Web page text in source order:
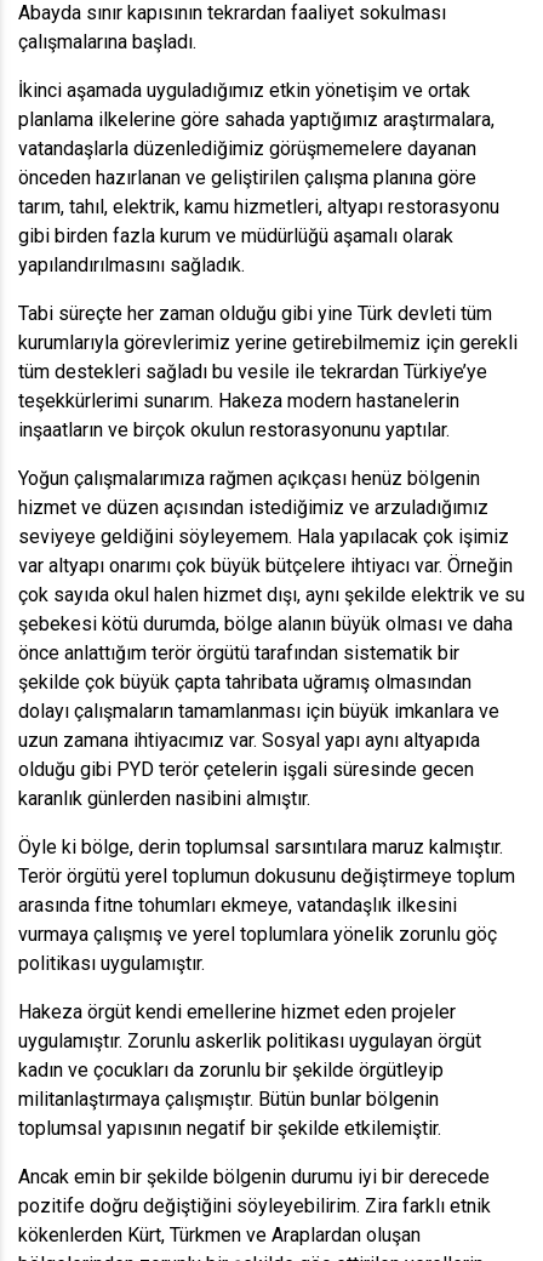
Abayda sınır kapısının tekrardan faaliyet sokulması
çalışmalarına başladı.
İkinci aşamada uyguladığımız etkin yönetişim ve ortak
planlama ilkelerine göre sahada yaptığımız araştırmalara,
vatandaşlarla düzenlediğimiz görüşmemelere dayanan
önceden hazırlanan ve geliştirilen çalışma planına göre
tarım, tahıl, elektrik, kamu hizmetleri, altyapı restorasyonu
gibi birden fazla kurum ve müdürlüğü aşamalı olarak
yapılandırılmasını sağladık.
Tabi süreçte her zaman olduğu gibi yine Türk devleti tüm
kurumlarıyla görevlerimiz yerine getirebilmemiz için gerekli
tüm destekleri sağladı bu vesile ile tekrardan Türkiye’ye
teşekkürlerimi sunarım. Hakeza modern hastanelerin
inşaatların ve birçok okulun restorasyonunu yaptılar.
Yoğun çalışmalarımıza rağmen açıkçası henüz bölgenin
hizmet ve düzen açısından istediğimiz ve arzuladığımız
seviyeye geldiğini söyleyemem. Hala yapılacak çok işimiz
var altyapı onarımı çok büyük bütçelere ihtiyacı var. Örneğin
çok sayıda okul halen hizmet dışı, aynı şekilde elektrik ve su
şebekesi kötü durumda, bölge alanın büyük olması ve daha
önce anlattığım terör örgütü tarafından sistematik bir
şekilde çok büyük çapta tahribata uğramış olmasından
dolayı çalışmaların tamamlanması için büyük imkanlara ve
uzun zamana ihtiyacımız var. Sosyal yapı aynı altyapıda
olduğu gibi PYD terör çetelerin işgali süresinde gecen
karanlık günlerden nasibini almıştır.
Öyle ki bölge, derin toplumsal sarsıntılara maruz kalmıştır.
Terör örgütü yerel toplumun dokusunu değiştirmeye toplum
arasında fitne tohumları ekmeye, vatandaşlık ilkesini
vurmaya çalışmış ve yerel toplumlara yönelik zorunlu göç
politikası uygulamıştır.
Hakeza örgüt kendi emellerine hizmet eden projeler
uygulamıştır. Zorunlu askerlik politikası uygulayan örgüt
kadın ve çocukları da zorunlu bir şekilde örgütleyip
militanlaştırmaya çalışmıştır. Bütün bunlar bölgenin
toplumsal yapısının negatif bir şekilde etkilemiştir.
Ancak emin bir şekilde bölgenin durumu iyi bir derecede
pozitife doğru değiştiğini söyleyebilirim. Zira farklı etnik
kökenlerden Kürt, Türkmen ve Araplardan oluşan